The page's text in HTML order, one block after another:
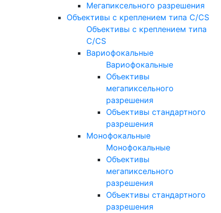
Мегапиксельного разрешения
Объективы с креплением типа C/CS
Объективы с креплением типа
C/CS
Вариофокальные
Вариофокальные
Объективы
мегапиксельного
разрешения
Объективы стандартного
разрешения
Монофокальные
Монофокальные
Объективы
мегапиксельного
разрешения
Объективы стандартного
разрешения